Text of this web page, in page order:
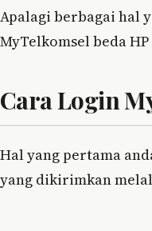
Apalagi berbagai hal
MyTelkomsel beda
Cara Login
Hal yang pertama
yang dikirimkan